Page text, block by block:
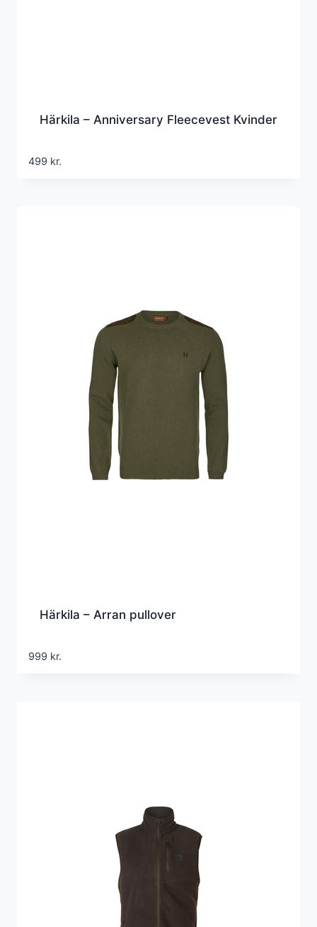
Härkila – Anniversary Fleecevest Kvinder
499 kr.
Härkila – Arran pullover
999 kr.